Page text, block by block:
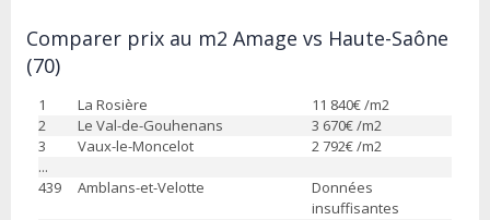
Comparer prix au m2 Amage vs Haute-Saône
(70)
1 La Rosière 11 840€ /m2
2
Le Val-de-Gouhenans 3 670€ /m2
3
Vaux-le-Moncelot 2 792€ /m2
...
439
Amblans-et-Velotte
Données
insuffisantes